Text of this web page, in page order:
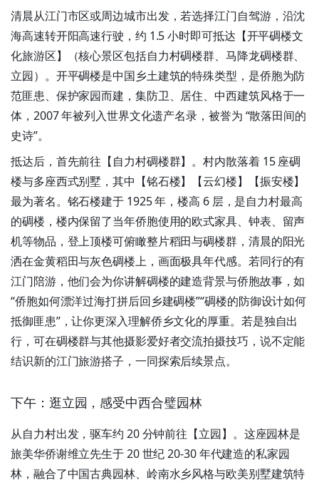
清晨从江门市区或周边城市出发，若选择江门自驾游，沿沈
海高速转开阳高速行驶，约 1.5 小时即可抵达【开平碉楼文
化旅游区】（核心景区包括自力村碉楼群、马降龙碉楼群、
立园）。开平碉楼是中国乡土建筑的特殊类型，是侨胞为防
范匪患、保护家园而建，集防卫、居住、中西建筑风格于一
体，2007 年被列入世界文化遗产名录，被誉为 “散落田间的
史诗”。
抵达后，首先前往【自力村碉楼群】。村内散落着 15 座碉
楼与多座西式别墅，其中【铭石楼】【云幻楼】【振安楼】
最为著名。铭石楼建于 1925 年，楼高 6 层，是自力村最高
的碉楼，楼内保留了当年侨胞使用的欧式家具、钟表、留声
机等物品，登上顶楼可俯瞰整片稻田与碉楼群，清晨的阳光
洒在金黄稻田与灰色碉楼上，画面极具年代感。若同行的有
江门陪游，他们会为你讲解碉楼的建造背景与侨胞故事，如
“侨胞如何漂洋过海打拼后回乡建碉楼”“碉楼的防御设计如何
抵御匪患”，让你更深入理解侨乡文化的厚重。若是独自出
行，可在碉楼群与其他摄影爱好者交流拍摄技巧，说不定能
结识新的江门旅游搭子，一同探索后续景点。
下午：逛立园，感受中西合璧园林
从自力村出发，驱车约 20 分钟前往【立园】。这座园林是
旅美华侨谢维立先生于 20 世纪 20-30 年代建造的私家园
林，融合了中国古典园林、岭南水乡风格与欧美别墅建筑特